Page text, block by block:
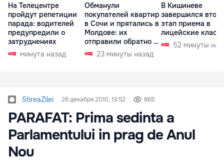
На Телецентре
пройдут репетиции
парада: водителей
предупредили о
затруднениях
минута назад
Обманули
покупателей квартир
в Сочи и прятались в
Молдове: их
отправили обратно в
РФ 23 минуты назад
В Кишиневе
завершился
этап приема в
лицейские
52 минуты
StireaZilei 26 декабря 2010, 13:52 665
PARAFAT: Prima sedinta a
Parlamentului in prag de Anul
Nou